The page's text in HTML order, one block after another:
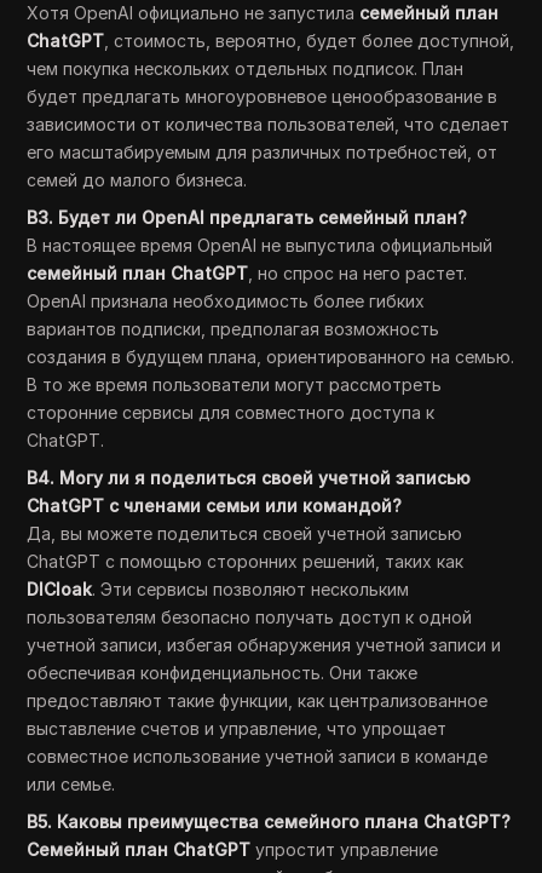
Хотя OpenAI официально не запустила семейный план
ChatGPT , стоимость, вероятно, будет более доступной,
чем покупка нескольких отдельных подписок. План
будет предлагать многоуровневое ценообразование в
зависимости от количества пользователей, что сделает
его масштабируемым для различных потребностей, от
семей до малого бизнеса.
В3. Будет ли OpenAI предлагать семейный план?
В настоящее время OpenAI не выпустила официальный
семейный план ChatGPT , но спрос на него растет.
OpenAI признала необходимость более гибких
вариантов подписки, предполагая возможность
создания в будущем плана, ориентированного на семью.
В то же время пользователи могут рассмотреть
сторонние сервисы для совместного доступа к
ChatGPT.
В4. Могу ли я поделиться своей учетной записью
ChatGPT с членами семьи или командой?
Да, вы можете поделиться своей учетной записью
ChatGPT с помощью сторонних решений, таких как
DICloak. Эти сервисы позволяют нескольким
пользователям безопасно получать доступ к одной
учетной записи, избегая обнаружения учетной записи и
обеспечивая конфиденциальность. Они также
предоставляют такие функции, как централизованное
выставление счетов и управление, что упрощает
совместное использование учетной записи в команде
или семье.
В5. Каковы преимущества семейного плана ChatGPT?
Семейный план ChatGPT упростит управление